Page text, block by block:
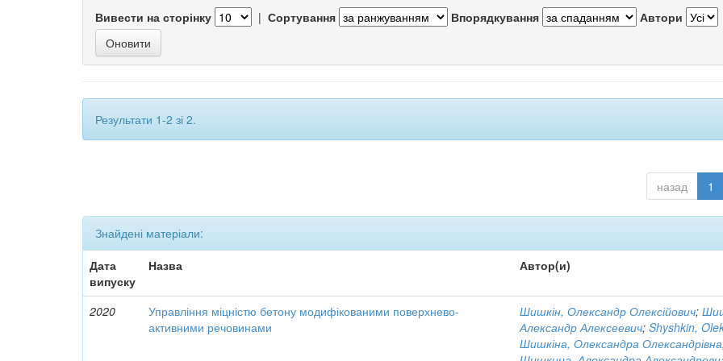
Вивести на сторінку | Сортування Впорядкування Автори
Результати 1-2 зі 2.
назад 1
Знайдені матеріали:
Дата
випуску
Назва Автор(и)
2020
Управління міцністю бетону модифікованими поверхнево-
активними речовинами
Шишкін, Олександр Олексійович;
Александр Алексеевич;Shyshkin,
Шишкіна, Олександра Олександрівна